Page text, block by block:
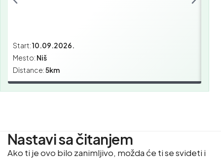
Start:10.09.2026.
Mesto: Niš
Distance:5km
Nastavi sa čitanjem
Ako ti je ovo bilo zanimljivo, možda će ti se svideti i